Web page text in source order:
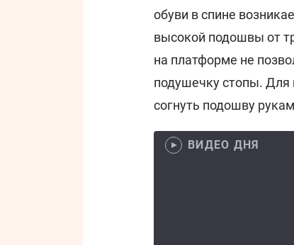
обуви в спине
высокой подошвы от
на платформе не
подушечку стопы. Для
согнуть подошву
ВИДЕО ДНЯ